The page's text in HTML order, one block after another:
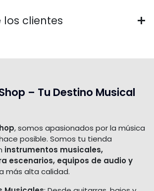
los clientes
– Tu Destino Musical
, somos apasionados por la música
posible. Somos tu tienda
instrumentos musicales,
escenarios, equipos de audio y
más alta calidad.